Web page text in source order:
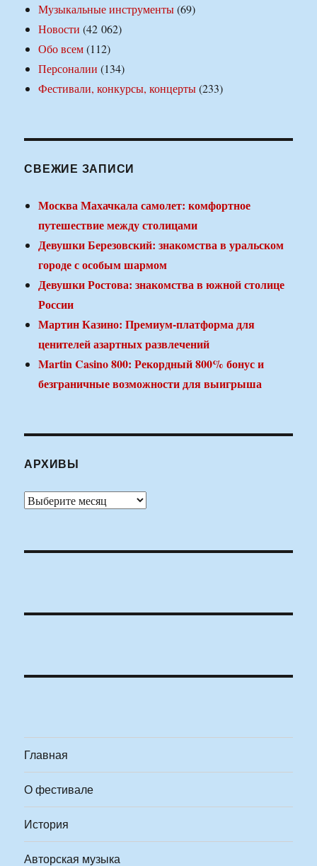
Музыкальные инструменты(69)
Новости (42 062)
Обо всем(112)
Персоналии (134)
Фестивали, конкурсы, концерты(233)
СВЕЖИЕ ЗАПИСИ
Москва Махачкала самолет: комфортное
путешествие между столицами
Девушки Березовский: знакомства в уральском
городе с особым шармом
Девушки Ростова: знакомства в южной столице
России
Мартин Казино: Премиум-платформа для
ценителей азартных развлечений
Martin Casino 800: Рекордный 800% бонус и
безграничные возможности для выигрыша
АРХИВЫ
Архивы
Главная
О фестивале
История
Авторская музыка